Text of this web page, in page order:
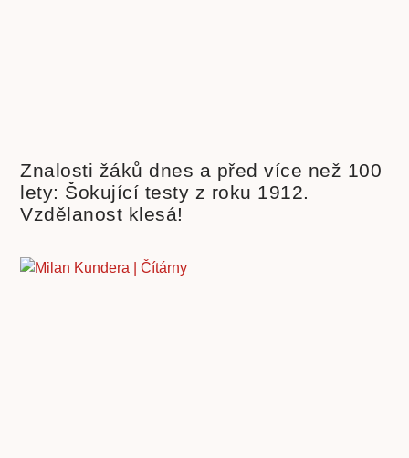
Znalosti žáků dnes a před více než 100
lety: Šokující testy z roku 1912.
Vzdělanost klesá!